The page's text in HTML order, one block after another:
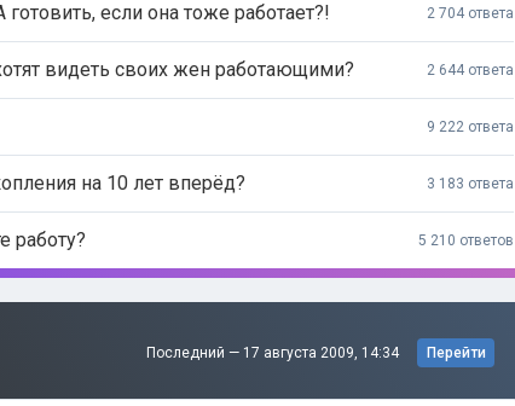
если она тоже работает?! 2 704 ответа
видеть своих жен работающими? 2 644 ответа
9 222 ответа
на 10 лет вперёд? 3 183 ответа
работу? 5 210 ответов
Последний — 17 августа 2009, 14:34 Перейти